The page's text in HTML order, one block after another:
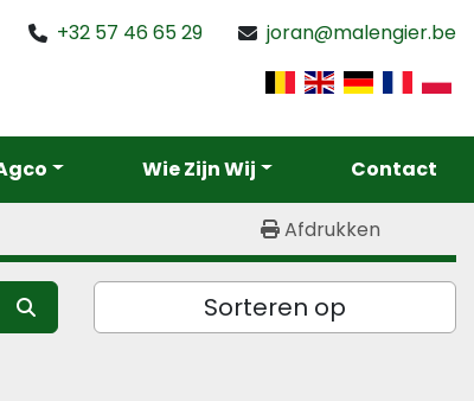
+32 57 46 65 29 joran@malengier.be
Agco Wie Zijn Wij Contact
Afdrukken
Sorteren op